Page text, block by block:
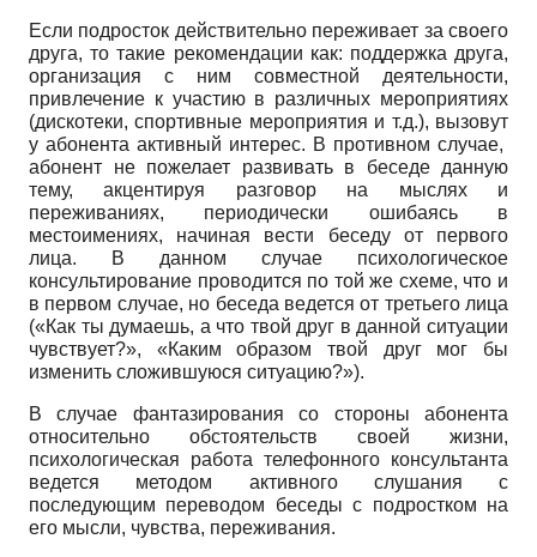
Если подросток действительно переживает за своего
друга, то такие рекомендации как: поддержка друга,
организация с ним совместной деятельности,
привлечение к участию в различных мероприятиях
(дискотеки, спортивные мероприятия и т.д.), вызовут
у абонента активный интерес. В противном случае,
абонент не пожелает развивать в беседе данную
тему, акцентируя разговор на мыслях и
переживаниях, периодически ошибаясь в
местоимениях, начиная вести беседу от первого
лица. В данном случае психологическое
консультирование проводится по той же схеме, что и
в первом случае, но беседа ведется от третьего лица
(«Как ты думаешь, а что твой друг в данной ситуации
чувствует?», «Каким образом твой друг мог бы
изменить сложившуюся ситуацию?»).
В случае фантазирования со стороны абонента
относительно обстоятельств своей жизни,
психологическая работа телефонного консультанта
ведется методом активного слушания с
последующим переводом беседы с подростком на
его мысли, чувства, переживания.